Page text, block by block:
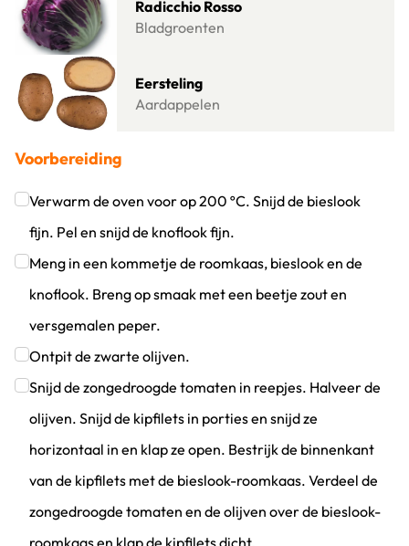
Radicchio Rosso
Bladgroenten
Eersteling
Aardappelen
Lees meer over Eersteling
Voorbereiding
Verwarm de oven voor op 200 ºC. Snijd de bieslook
fijn. Pel en snijd de knoflook fijn.
Klik om dit selectievakje aan te vinken
Meng in een kommetje de roomkaas, bieslook en de
knoflook. Breng op smaak met een beetje zout en
versgemalen peper.
Klik om dit selectievakje aan te vinken
Ontpit de zwarte olijven.
Klik om dit selectievakje aan te vinken
Snijd de zongedroogde tomaten in reepjes. Halveer de
olijven. Snijd de kipfilets in porties en snijd ze
horizontaal in en klap ze open. Bestrijk de binnenkant
van de kipfilets met de bieslook-roomkaas. Verdeel de
zongedroogde tomaten en de olijven over de bieslook-
roomkaas en klap de kipfilets dicht.